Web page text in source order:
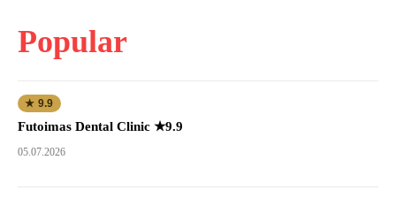
Popular
★ 9.9
Futoimas Dental Clinic ★9.9
05.07.2026